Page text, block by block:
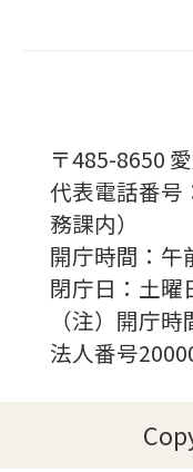
〒485-8650
代表電話番
務課内）
開庁時間：
閉庁日：土曜
（注）開庁
法人番号